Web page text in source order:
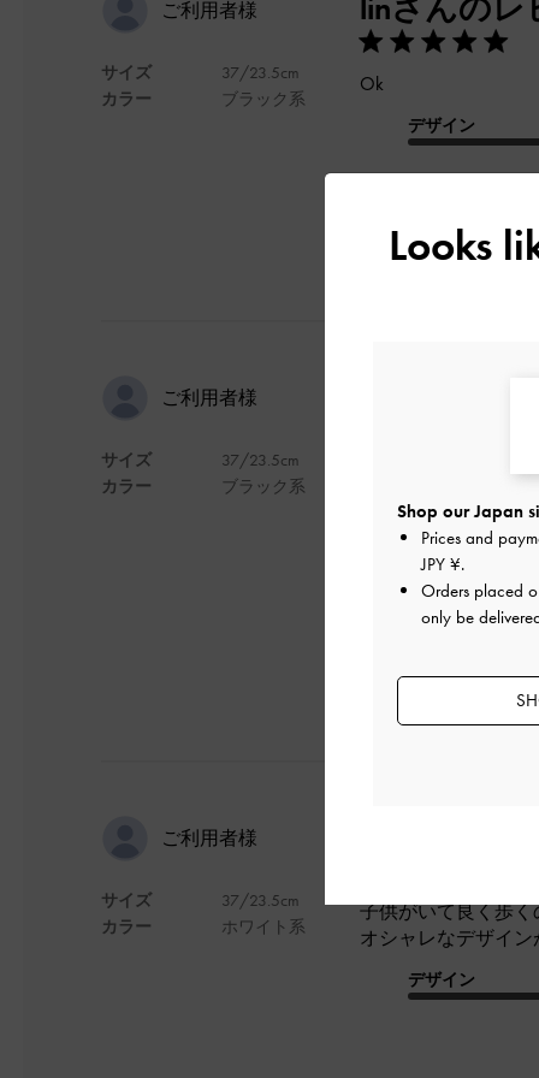
ご利用者様
サイズ
カラー
37/23.5cm
ブラック系
Ok
デザイン
ご利用者様
サイズ
カラー
37/23.5cm
ブラック系
安くて可愛いです。
重いので、長い時
デザイン
ご利用者様
サイズ
カラー
37/23.5cm
ホワイト系
子供がいて良く歩
オシャレなデザイ
デザイン
Looks
Shop our Japan
Prices and
JPY ¥.
Orders placed
only be